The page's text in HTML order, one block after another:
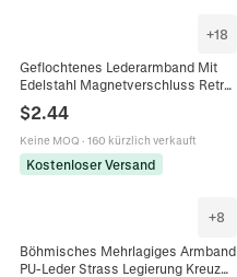
+18
Geflochtenes Lederarmband Mit
Edelstahl Magnetverschluss Retro
Gewebter Einfacher Modeschmuck
Für Herren
$2.44
Keine MOQ · 160 kürzlich verkauft
Kostenloser Versand
+8
Böhmisches Mehrlagiges Armband
PU-Leder Strass Legierung Kreuz